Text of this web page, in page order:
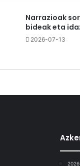
Narrazioak
bideak eta
2026-07-13